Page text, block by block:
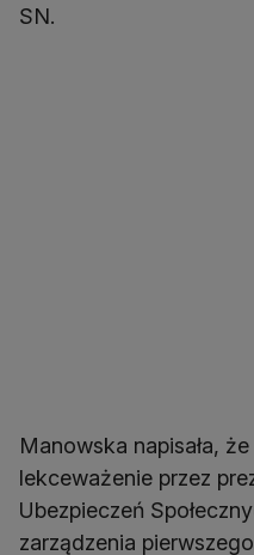
SN.
Manowska napisała,
lekceważenie przez
Ubezpieczeń
zarządzenia